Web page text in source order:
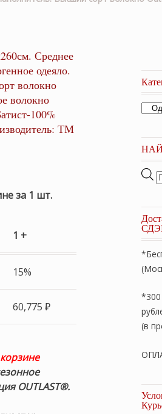
Среднее
одеяло.
волокно
волокно
100%
ТМ
за 1 шт.
1 +
15%
60,775 ₽
OUTLAST®.
*300
(в